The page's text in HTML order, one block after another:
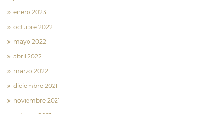
enero 2023
octubre 2022
mayo 2022
abril 2022
marzo 2022
diciembre 2021
noviembre 2021